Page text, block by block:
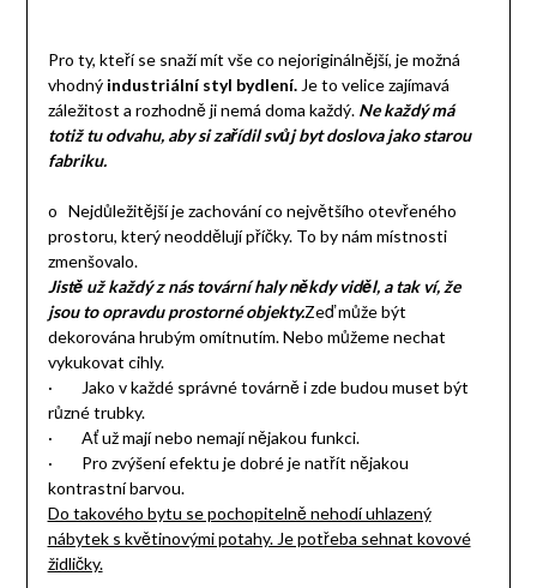
Pro ty, kteří se snaží mít vše co nejoriginálnější, je možná
vhodný industriální styl bydlení.Je to velice zajímavá
záležitost a rozhodně ji nemá doma každý. Ne každý má
totiž tu odvahu, aby si zařídil svůj byt doslova jako starou
fabriku.
o Nejdůležitější je zachování co největšího otevřeného
prostoru, který neoddělují příčky. To by nám místnosti
zmenšovalo.
Jistě už každý z nás tovární haly někdy viděl, a tak ví, že
jsou to opravdu prostorné objekty.Zeď může být
dekorována hrubým omítnutím. Nebo můžeme nechat
vykukovat cihly.
· Jako v každé správné továrně i zde budou muset být
různé trubky.
· Ať už mají nebo nemají nějakou funkci.
· Pro zvýšení efektu je dobré je natřít nějakou
kontrastní barvou.
Do takového bytu se pochopitelně nehodí uhlazený
nábytek s květinovými potahy. Je potřeba sehnat kovové
židličky.